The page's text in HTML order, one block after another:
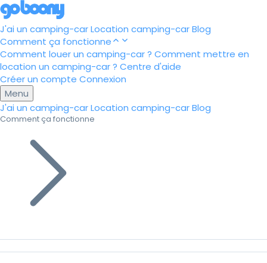
J'ai un camping-carLocation camping-carBlog
Comment ça fonctionne
Comment louer un camping-car ? Comment mettre en
location un camping-car ? Centre d'aide
Créer un compte Connexion
Menu
J'ai un camping-carLocation camping-carBlog
Comment ça fonctionne